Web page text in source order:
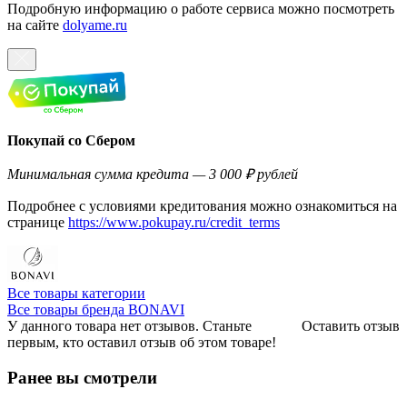
Подробную информацию о работе сервиса можно посмотреть
на сайте dolyame.ru
Покупай со Сбером
Минимальная сумма кредита — 3 000 ₽ рублей
Подробнее с условиями кредитования можно ознакомиться на
странице https://www.pokupay.ru/credit_terms
Все товары категории
Все товары бренда BONAVI
Оставить отзыв
У данного товара нет отзывов. Станьте
первым, кто оставил отзыв об этом товаре!
Ранее вы смотрели